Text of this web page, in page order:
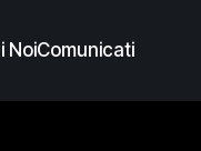
NoiComunicati